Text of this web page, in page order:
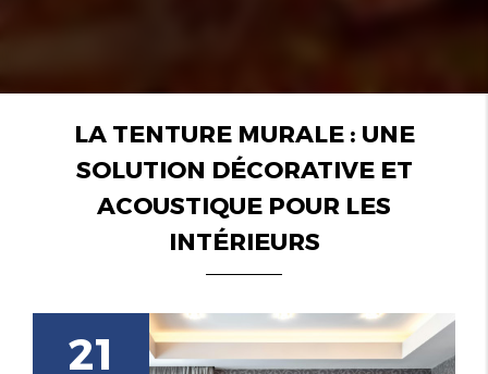
LA TENTURE MURALE : UNE
SOLUTION DÉCORATIVE ET
ACOUSTIQUE POUR LES
INTÉRIEURS
21